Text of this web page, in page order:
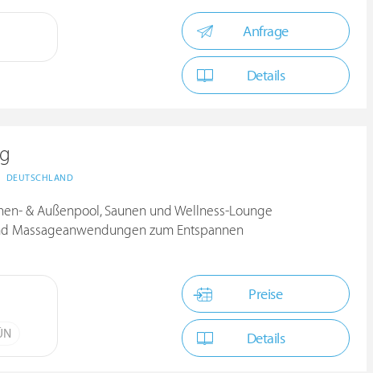
Anfrage
Details
DEUTSCHLAND
& Außenpool, Saunen und Wellness-Lounge
Massageanwendungen zum Entspannen
Preise
Details